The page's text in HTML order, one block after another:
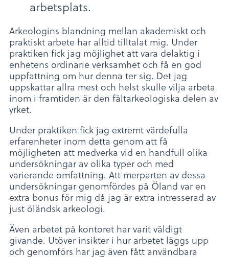
arbetsplats.
Arkeologins blandning mellan akademiskt och
praktiskt arbete har alltid tilltalat mig. Under
praktiken fick jag möjlighet att vara delaktig i
enhetens ordinarie verksamhet och få en god
uppfattning om hur denna ter sig. Det jag
uppskattar allra mest och helst skulle vilja arbeta
inom i framtiden är den fältarkeologiska delen av
yrket.
Under praktiken fick jag extremt värdefulla
erfarenheter inom detta genom att få
möjligheten att medverka vid en handfull olika
undersökningar av olika typer och med
varierande omfattning. Att merparten av dessa
undersökningar genomfördes på Öland var en
extra bonus för mig då jag är extra intresserad av
just öländsk arkeologi.
Även arbetet på kontoret har varit väldigt
givande. Utöver insikter i hur arbetet läggs upp
och genomförs har jag även fått användbara